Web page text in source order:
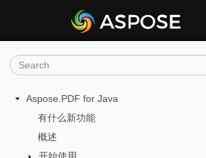
Aspose.PDF for Java
有什么新功能
概述
开始使用